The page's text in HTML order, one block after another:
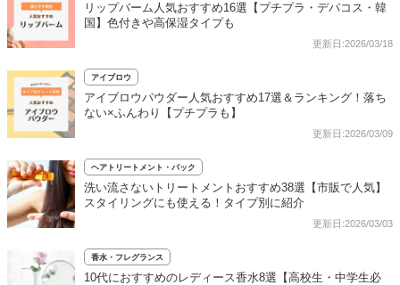
リップバーム人気おすすめ16選【プチプラ・デパコス・韓
国】色付きや高保湿タイプも
更新日:2026/03/18
アイブロウ
アイブロウパウダー人気おすすめ17選＆ランキング！落ち
ない×ふんわり【プチプラも】
更新日:2026/03/09
ヘアトリートメント・パック
洗い流さないトリートメントおすすめ38選【市販で人気】
スタイリングにも使える！タイプ別に紹介
更新日:2026/03/03
香水・フレグランス
10代におすすめのレディース香水8選【高校生・中学生必